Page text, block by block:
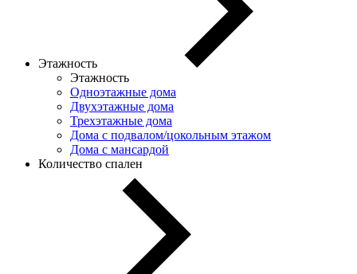
Этажность
Этажность
Одноэтажные дома
Двухэтажные дома
Трехэтажные дома
Дома с подвалом/цокольным этажом
Дома с мансардой
Количество спален